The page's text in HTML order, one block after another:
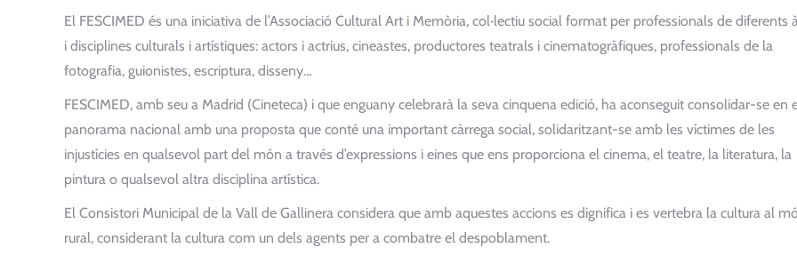
El FESCIMED és una iniciativa de l’Associació Cultural Art i Memòria, col·lectiu social format per professionals de diferents
i disciplines culturals i artístiques: actors i actrius, cineastes, productores teatrals i cinematogràfiques, professionals de la
fotografia, guionistes, escriptura, disseny…
FESCIMED, amb seu a Madrid (Cineteca) i que enguany celebrarà la seva cinquena edició, ha aconseguit consolidar-se en
panorama nacional amb una proposta que conté una important càrrega social, solidaritzant-se amb les víctimes de les
injustícies en qualsevol part del món a través d’expressions i eines que ens proporciona el cinema, el teatre, la literatura, la
pintura o qualsevol altra disciplina artística.
El Consistori Municipal de la Vall de Gallinera considera que amb aquestes accions es dignifica i es vertebra la cultura al
rural, considerant la cultura com un dels agents per a combatre el despoblament.